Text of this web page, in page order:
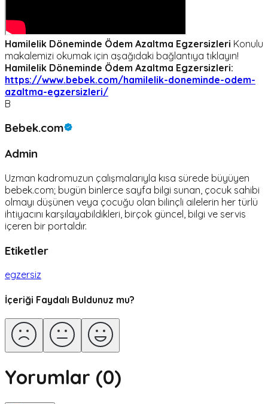
Hamilelik Döneminde Ödem Azaltma Egzersizleri Konulu
makalemizi okumak için aşağıdaki bağlantıya tıklayın!
Hamilelik Döneminde Ödem Azaltma Egzersizleri:
https://www.bebek.com/hamilelik-doneminde-odem-
azaltma-egzersizleri/
B
Bebek.com
Admin
Uzman kadromuzun çalışmalarıyla kısa sürede büyüyen
bebek.com; bugün binlerce sayfa bilgi sunan, çocuk sahibi
olmayı düşünen veya çocuğu olan bilinçli ailelerin her türlü
ihtiyacını karşılayabildikleri, birçok güncel, bilgi ve servis
içeren bir portaldır.
Etiketler
egzersiz
İçeriği Faydalı Buldunuz mu?
Yorumlar (0)